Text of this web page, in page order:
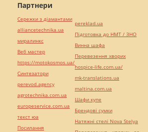
Партнери
Сережки з діамантами
alliancetechnika.ua
миралинкс
Веб мастер
https://motokosmos.ua/
Синтезатори
perevod.agency
agrotechnika.com.ua
europeservice.com.ua
текст юа
Посилання
pereklad.ua
Підготовка до НМТ / ЗНО
Винна шафа
Перевезення хворих
hospice-life.com.ua/
mk-translations.ua
maltina.com.ua
Шафи купе
Брендові сумки
Натяжні стелі Nova Stelya